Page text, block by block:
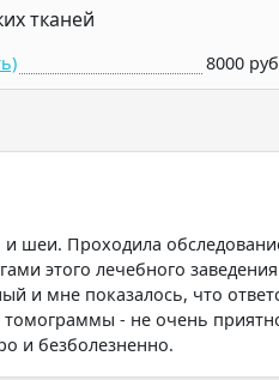
тканей
8000
шеи. Проходила
этого лечебного
и мне показалось, что
- не очень
и безболезненно.